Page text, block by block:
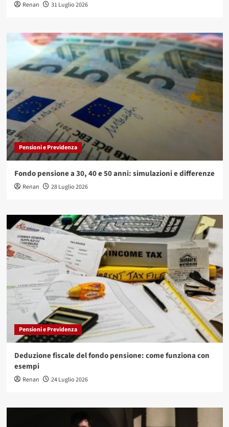
Renan 31 Luglio 2026
Pensioni e Previdenza
Fondo pensione a 30, 40 e 50 anni: simulazioni e differenze
Renan 28 Luglio 2026
Pensioni e Previdenza
Deduzione fiscale del fondo pensione: come funziona con
esempi
Renan 24 Luglio 2026